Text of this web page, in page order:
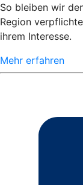
So bleiben wir
Region
ihrem Interesse.
Mehr erfahren